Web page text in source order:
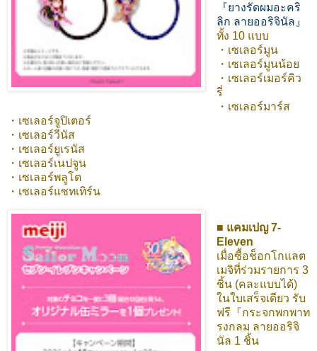
『ยางรัดผมอะคริ
ลิก ลายออริจินัล』
ทั้ง 10 แบบ
・เซเลอร์มูน
・เซเลอร์มูนน้อย
・เซเลอร์เมอร์คิว
รี่
・เซเลอร์มาร์ส
・เซเลอร์จูปิเตอร์
・เซเลอร์วีนัส
・เซเลอร์ยูเรนัส
・เซเลอร์เนปจูน
・เซเลอร์พลูโต
・เซเลอร์แซทเทิร์น
■ แคมเปญ 7-
Eleven
เมื่อซื้อช็อกโกแลต
เมจิที่ร่วมรายการ 3
ชิ้น (คละแบบได้)
ในใบเสร็จเดียว รับ
ฟรี『กระจกพกพาท
รงกลม ลายออริจิ
นัล 1 ชิ้น